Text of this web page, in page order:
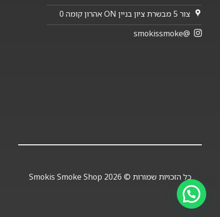
צור 5 מבשרת ציון בניין ON אהרון קומה 0
@smokissmoke
כל הזכויות שמורות © 2026 Smokis Smoke Shop